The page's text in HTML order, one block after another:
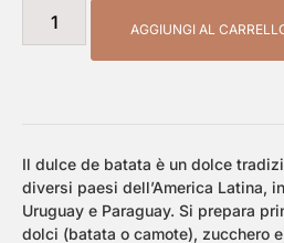
AGGIUNGI AL
Il dulce de batata è un dolce
diversi paesi dell’America Latina,
Uruguay e Paraguay. Si prepara
dolci (batata o camote), zucchero